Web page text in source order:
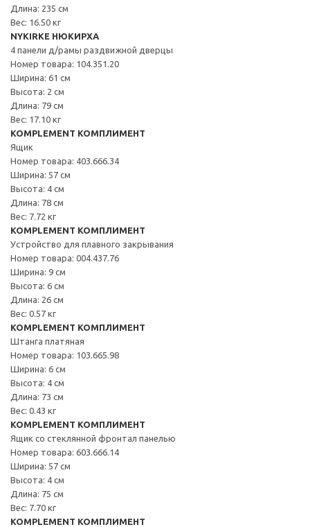
Длина: 235 см
Вес: 16.50 кг
NYKIRKE НЮКИРХА
4 панели д/рамы раздвижной дверцы
Номер товара: 104.351.20
Ширина: 61 см
Высота: 2 см
Длина: 79 см
Вес: 17.10 кг
KOMPLEMENT КОМПЛИМЕНТ
Ящик
Номер товара: 403.666.34
Ширина: 57 см
Высота: 4 см
Длина: 78 см
Вес: 7.72 кг
KOMPLEMENT КОМПЛИМЕНТ
Устройство для плавного закрывания
Номер товара: 004.437.76
Ширина: 9 см
Высота: 6 см
Длина: 26 см
Вес: 0.57 кг
KOMPLEMENT КОМПЛИМЕНТ
Штанга платяная
Номер товара: 103.665.98
Ширина: 6 см
Высота: 4 см
Длина: 73 см
Вес: 0.43 кг
KOMPLEMENT КОМПЛИМЕНТ
Ящик со стеклянной фронтал панелью
Номер товара: 603.666.14
Ширина: 57 см
Высота: 4 см
Длина: 75 см
Вес: 7.70 кг
KOMPLEMENT КОМПЛИМЕНТ